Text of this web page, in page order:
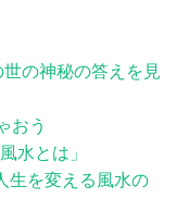
の神秘の答えを見
おう
水とは」
生を変える風水の